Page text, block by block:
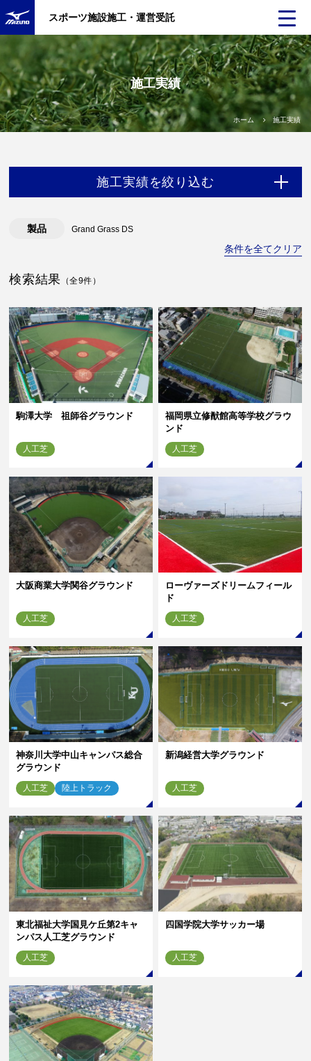
スポーツ施設施工・運営受託
施工実績
ホーム 施工実績
施工実績を絞り込む
製品 Grand Grass DS
条件を全てクリア
検索結果 （全9件）
駒澤大学 祖師谷グラウンド
人工芝
福岡県立修猷館高等学校グラウ
ンド
人工芝
大阪商業大学関谷グラウンド
人工芝
ローヴァーズドリームフィール
ド
人工芝
神奈川大学中山キャンパス総合
グラウンド
人工芝 陸上トラック
新潟経営大学グラウンド
人工芝
東北福祉大学国見ケ丘第2キャ
ンパス人工芝グラウンド
人工芝
四国学院大学サッカー場
人工芝